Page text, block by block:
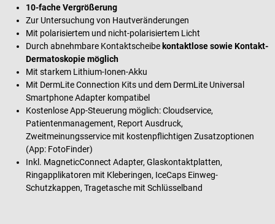
10-fache Vergrößerung
Zur Untersuchung von Hautveränderungen
Mit polarisiertem und nicht-polarisiertem Licht
Durch abnehmbare Kontaktscheibe kontaktlose sowie Kontakt-
Dermatoskopie möglich
Mit starkem Lithium-Ionen-Akku
Mit DermLite Connection Kits und dem DermLite Universal
Smartphone Adapter kompatibel
Kostenlose App-Steuerung möglich: Cloudservice,
Patientenmanagement, Report Ausdruck,
Zweitmeinungsservice mit kostenpflichtigen Zusatzoptionen
(App: FotoFinder)
Inkl. MagneticConnect Adapter, Glaskontaktplatten,
Ringapplikatoren mit Kleberingen, IceCaps Einweg-
Schutzkappen, Tragetasche mit Schlüsselband